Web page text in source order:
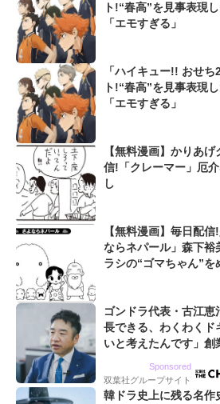
ト!“春高”を見事表現
「エモすぎる」
「ハイキュー!! おせ
ト!“春高”を見事表現
「エモすぎる」
【無料漫画】かりあ
信!「クレーマー」厄
し
【無料漫画】毎日配
ならネパール」森下裕
ラシの“ゴマちゃん”
ゴンドラ代表・古江
長できる、わくわくド
いと考えたんです」
Sponsored
双葉社グループサイト
韓ドラ史上に残る名作